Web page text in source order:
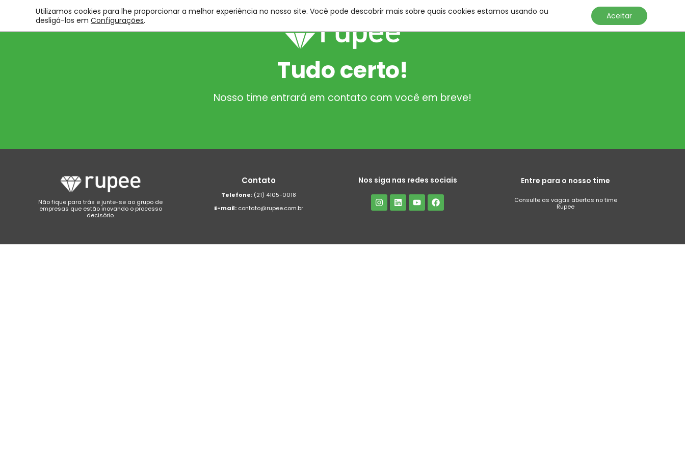
Tudo certo!
Nosso time entrará em contato com você em breve!
Não fique para trás e junte-se ao grupo de
empresas que estão inovando o processo
decisório.
Contato
Telefone:(21) 4105-0018
E-mail:contato@rupee.com.br
Nos siga nas redes sociais Entre para o nosso time
Consulte as vagas abertas no time
Rupee
Utilizamos cookies para lhe proporcionar a melhor experiência no nosso site. Você pode descobrir mais sobre quais cookies estamos usando ou
desligá-los em Configurações. Aceitar